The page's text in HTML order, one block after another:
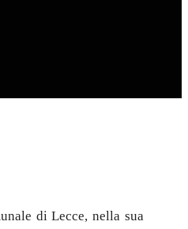
di Lecce, nella sua